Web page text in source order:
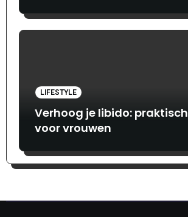
LIFESTYLE
Verhoog je libido:
voor vrouwen